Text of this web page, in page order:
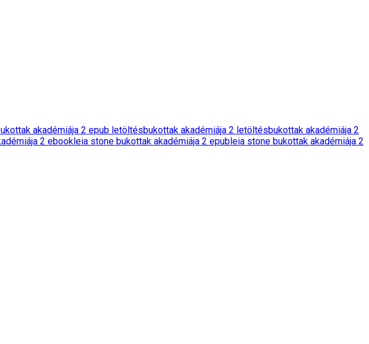
akadémiája 2 epub letöltésbukottak akadémiája 2 letöltésbukottak akadémiája 2
2 ebookleia stone bukottak akadémiája 2 epubleia stone bukottak akadémiája 2